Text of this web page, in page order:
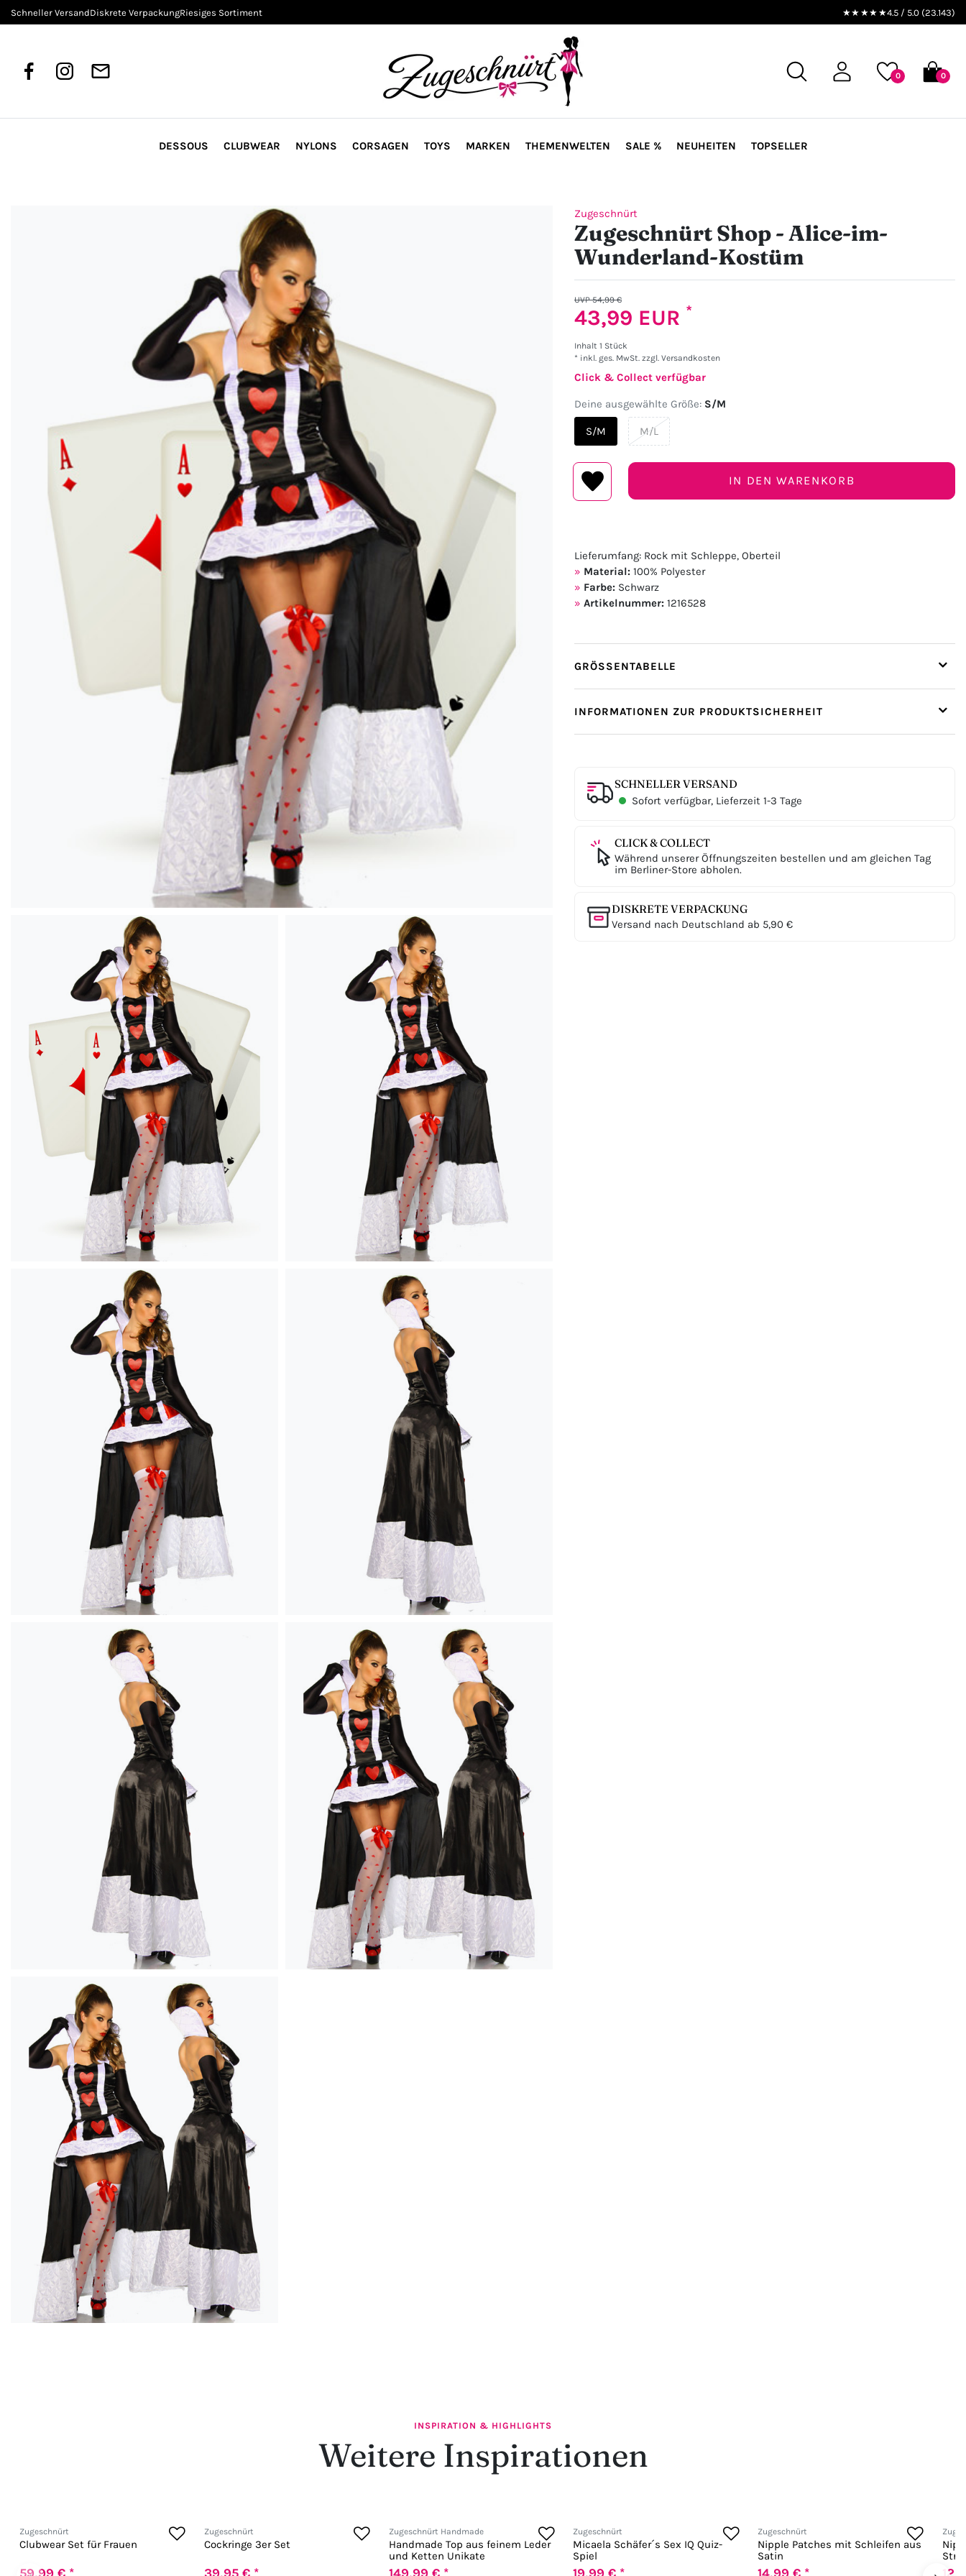
Schneller VersandDiskrete VerpackungRiesiges Sortiment ★★★★★4.5 / 5.0 (23.143)
0 0
DESSOUS CLUBWEAR NYLONS CORSAGEN TOYS MARKEN THEMENWELTEN SALE % NEUHEITEN TOPSELLER
Zugeschnürt
Zugeschnürt Shop - Alice-im-
Wunderland-Kostüm
UVP 54,99 €
43,99 EUR *
Inhalt 1 Stück
* inkl. ges. MwSt. zzgl. Versandkosten
Click & Collect verfügbar
Deine ausgewählte Größe: S/M
S/M M/L
IN DEN WARENKORB
Lieferumfang: Rock mit Schleppe, Oberteil
Material: 100% Polyester
Farbe: Schwarz
Artikelnummer: 1216528
GRÖSSENTABELLE
INFORMATIONEN ZUR PRODUKTSICHERHEIT
SCHNELLER VERSAND
Sofort verfügbar, Lieferzeit 1-3 Tage
CLICK & COLLECT
Während unserer Öffnungszeiten bestellen und am gleichen Tag
im Berliner-Store abholen.
DISKRETE VERPACKUNG
Versand nach Deutschland ab 5,90 €
INSPIRATION & HIGHLIGHTS
Weitere Inspirationen
Zugeschnürt
Clubwear Set für Frauen
Zugeschnürt
Cockringe 3er Set
Zugeschnürt Handmade
Handmade Top aus feinem Leder
und Ketten Unikate
Zugeschnürt
Micaela Schäfer´s Sex IQ Quiz-
Spiel
Zugeschnürt
Nipple Patches mit Schleifen aus
Satin